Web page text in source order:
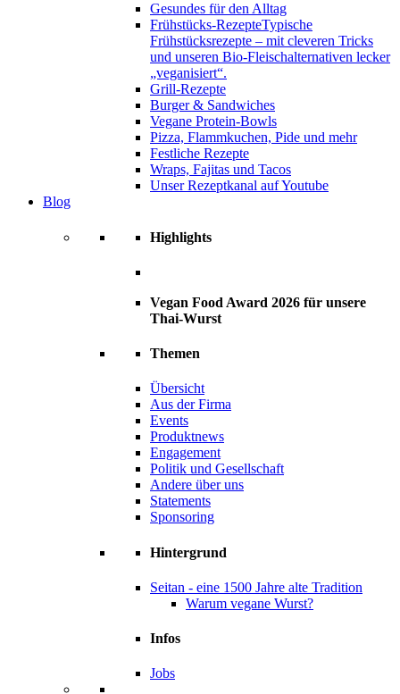
Gesundes für den Alltag
Frühstücks-RezepteTypische
Frühstücksrezepte – mit cleveren Tricks
und unseren Bio-Fleischalternativen lecker
„veganisiert“.
Grill-Rezepte
Burger & Sandwiches
Vegane Protein-Bowls
Pizza, Flammkuchen, Pide und mehr
Festliche Rezepte
Wraps, Fajitas und Tacos
Unser Rezeptkanal auf Youtube
Blog
Highlights
Vegan Food Award 2026 für unsere
Thai-Wurst
Themen
Übersicht
Aus der Firma
Events
Produktnews
Engagement
Politik und Gesellschaft
Andere über uns
Statements
Sponsoring
Hintergrund
Seitan - eine 1500 Jahre alte Tradition
Warum vegane Wurst?
Infos
Jobs